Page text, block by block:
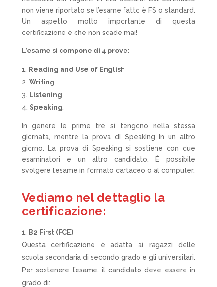
non viene riportato se l’esame fatto è FS o standard.
Un aspetto molto importante di questa
certificazione è che non scade mai!
L’esame si compone di 4 prove:
Reading and Use of English
Writing
Listening
Speaking
In genere le prime tre si tengono nella stessa
giornata, mentre la prova di Speaking in un altro
giorno. La prova di Speaking si sostiene con due
esaminatori e un altro candidato. È possibile
svolgere l’esame in formato cartaceo o al computer.
Vediamo nel dettaglio la
certificazione:
B2 First (FCE)
Questa certificazione è adatta ai ragazzi delle
scuola secondaria di secondo grado e gli universitari.
Per sostenere l’esame, il candidato deve essere in
grado di: